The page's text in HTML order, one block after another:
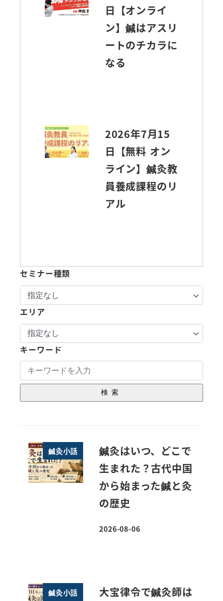
日【オンライ
ン】鍼はアスリ
ートのチカラに
なる
2026年7月15
日【無料 オン
ライン】鍼灸教
員養成課程のリ
アル
セミナー種類
エリア
キーワード
検索
鍼灸小話
鍼灸はいつ、どこで
生まれた？古代中国
から始まった鍼と灸
の歴史
投稿日
2026-08-06
鍼灸小話
大宝律令で鍼灸師は